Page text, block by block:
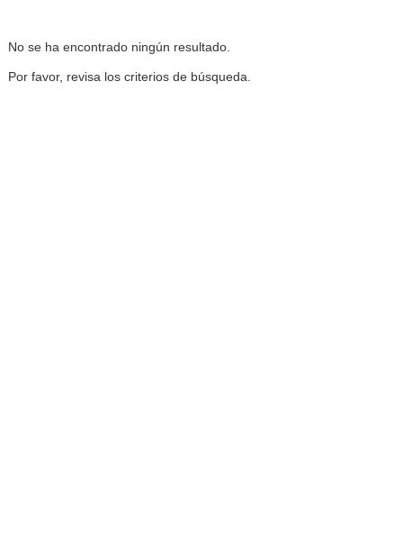
No se ha encontrado ningún resultado.
Por favor, revisa los criterios de búsqueda.